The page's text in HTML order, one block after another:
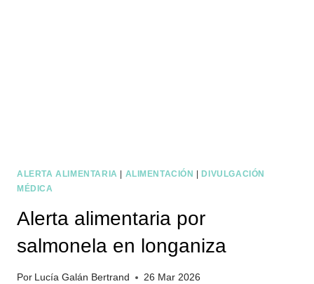
ALERTA ALIMENTARIA ALIMENTACIÓN
DIVULGACIÓN
MÉDICA
Alerta alimentaria por
salmonela en longaniza
Por Lucía Galán Bertrand 26 Mar 2026